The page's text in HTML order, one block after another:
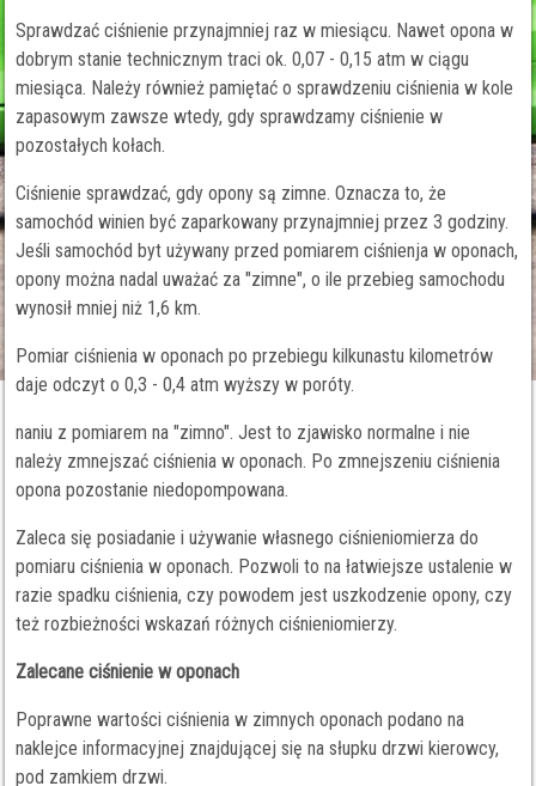
Sprawdzać ciśnienie przynajmniej raz w miesiącu. Nawet opona w
dobrym stanie technicznym traci ok. 0,07 - 0,15 atm w ciągu
miesiąca. Należy również pamiętać o sprawdzeniu ciśnienia w kole
zapasowym zawsze wtedy, gdy sprawdzamy ciśnienie w
pozostałych kołach.
Ciśnienie sprawdzać, gdy opony są zimne. Oznacza to, że
samochód winien być zaparkowany przynajmniej przez 3 godziny.
Jeśli samochód byt używany przed pomiarem ciśnienja w oponach,
opony można nadal uważać za "zimne", o ile przebieg samochodu
wynosił mniej niż 1,6 km.
Pomiar ciśnienia w oponach po przebiegu kilkunastu kilometrów
daje odczyt o 0,3 - 0,4 atm wyższy w poróty.
naniu z pomiarem na "zimno". Jest to zjawisko normalne i nie
należy zmnejszać ciśnienia w oponach. Po zmnejszeniu ciśnienia
opona pozostanie niedopompowana.
Zaleca się posiadanie i używanie własnego ciśnieniomierza do
pomiaru ciśnienia w oponach. Pozwoli to na łatwiejsze ustalenie w
razie spadku ciśnienia, czy powodem jest uszkodzenie opony, czy
też rozbieżności wskazań różnych ciśnieniomierzy.
Zalecane ciśnienie w oponach
Poprawne wartości ciśnienia w zimnych oponach podano na
naklejce informacyjnej znajdującej się na słupku drzwi kierowcy,
pod zamkiem drzwi.